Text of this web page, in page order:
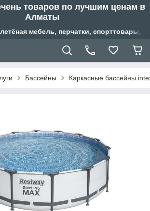
товаров по лучшим ценам в
Алматы
мебель, перчатки,
Бассейны Каркасные бассейны